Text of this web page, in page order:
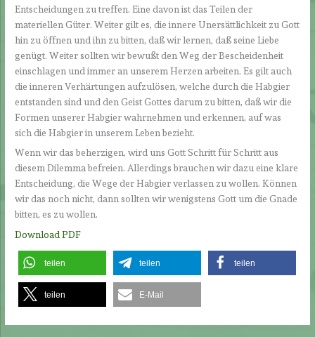
Entscheidungen zu treffen. Eine davon ist das Teilen der
materiellen Güter. Weiter gilt es, die innere Unersättlichkeit zu Gott
hin zu öffnen und ihn zu bitten, daß wir lernen, daß seine Liebe
genügt. Weiter sollten wir bewußt den Weg der Bescheidenheit
einschlagen und immer an unserem Herzen arbeiten. Es gilt auch
die inneren Verhärtungen aufzulösen, welche durch die Habgier
entstanden sind und den Geist Gottes darum zu bitten, daß wir die
Formen unserer Habgier wahrnehmen und erkennen, auf was
sich die Habgier in unserem Leben bezieht.
Wenn wir das beherzigen, wird uns Gott Schritt für Schritt aus
diesem Dilemma befreien. Allerdings brauchen wir dazu eine klare
Entscheidung, die Wege der Habgier verlassen zu wollen. Können
wir das noch nicht, dann sollten wir wenigstens Gott um die Gnade
bitten, es zu wollen.
Download PDF
teilen teilen teilen
teilen E-Mail